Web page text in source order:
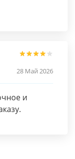
28 Май 2026
и